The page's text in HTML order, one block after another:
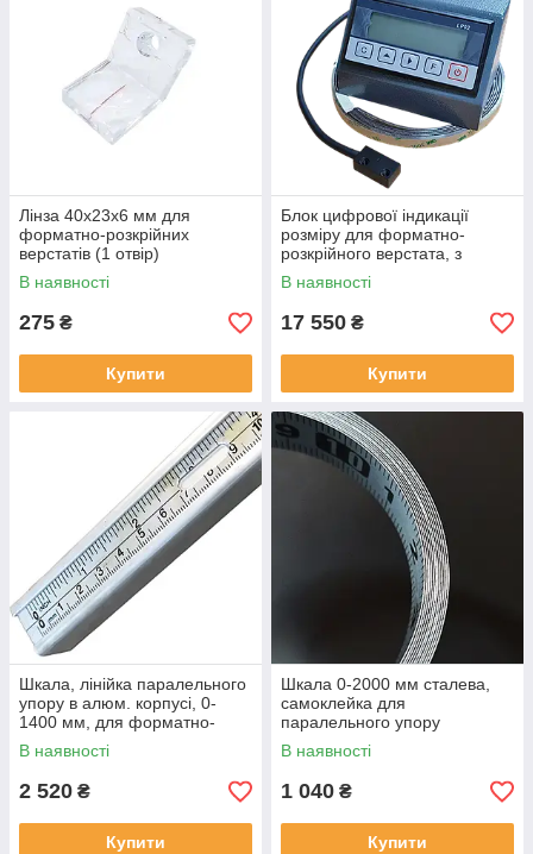
Лінза 40х23х6 мм для
форматно-розкрійних
верстатів (1 отвір)
збільшувальне скло
В наявності
275 ₴
Купити
Блок цифрової індикації
розміру для форматно-
розкрійного верстата, з
магнітною стрічкою (2 м)
В наявності
17 550 ₴
Купити
Шкала, лінійка паралельного
упору в алюм. корпусі, 0-
1400 мм, для форматно-
розкрійних верстатів
В наявності
2 520 ₴
Купити
Шкала 0-2000 мм сталева,
самоклейка для
паралельного упору
форматно-розкрійного
верстата
В наявності
1 040 ₴
Купити